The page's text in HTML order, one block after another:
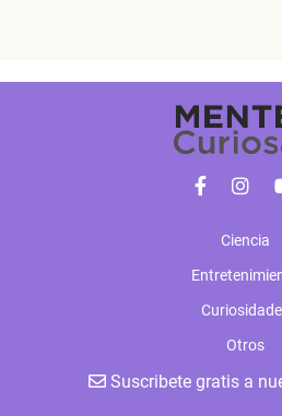
Ciencia
Otros
Suscribete gratis a